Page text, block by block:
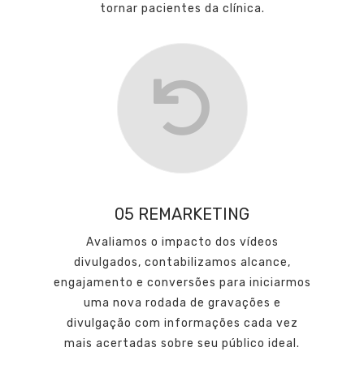
tornar pacientes da clínica.
05 REMARKETING
Avaliamos o impacto dos vídeos
divulgados, contabilizamos alcance,
engajamento e conversões para iniciarmos
uma nova rodada de gravações e
divulgação com informações cada vez
mais acertadas sobre seu público ideal.